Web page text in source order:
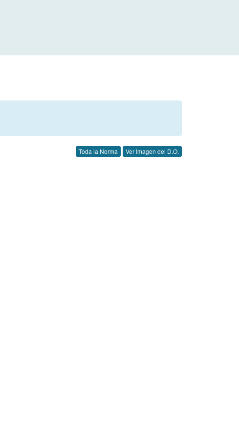
Toda la Norma Ver Imagen del D.O.